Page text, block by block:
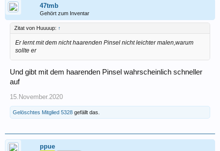
47tmb
Gehört zum Inventar
Zitat von Huuuup: ↑
Er lernt mit dem nicht haarenden Pinsel nicht leichter malen,warum
sollte er
Und gibt mit dem haarenden Pinsel wahrscheinlich schneller
auf
15.November.2020
Gelöschtes Mitglied 5328 gefällt das.
ppue